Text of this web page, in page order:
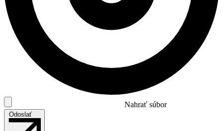
Nahrať súbor
Odoslať